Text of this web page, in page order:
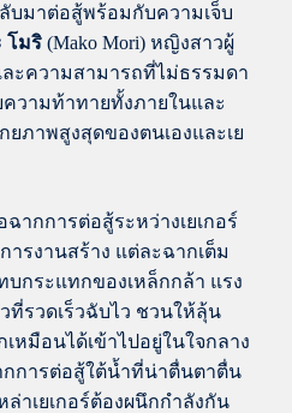
บมาต่อสู้พร้อมกับความเจ็บ
โมริ(Mako Mori) หญิงสาวผู้
ะความสามารถที่ไม่ธรรมดา
วามท้าทายทั้งภายในและ
ภาพสูงสุดของตนเองและเย
กการต่อสู้ระหว่างเยเกอร์
ารงานสร้าง แต่ละฉากเต็ม
บกระแทกของเหล็กกล้า แรง
ที่รวดเร็วฉับไว ชวนให้ลุ้น
หมือนได้เข้าไปอยู่ในใจกลาง
การต่อสู้ใต้น้ำที่น่าตื่นตาตื่น
าเยเกอร์ต้องผนึกกำลังกัน